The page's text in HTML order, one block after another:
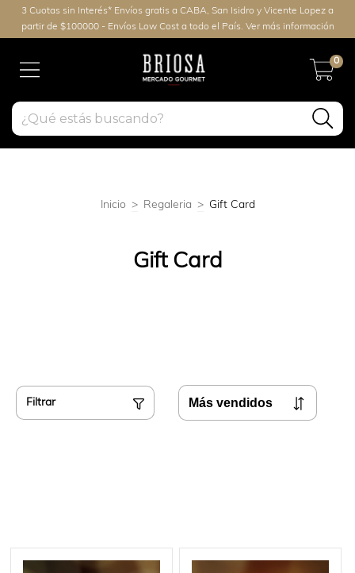
3 Cuotas sin Interés* Envíos gratis a CABA, San Isidro y Vicente Lopez a
partir de $100000 - Envíos Low Cost a todo el País. Ver más información
0
Inicio > Regaleria > Gift Card
Gift Card
Filtrar